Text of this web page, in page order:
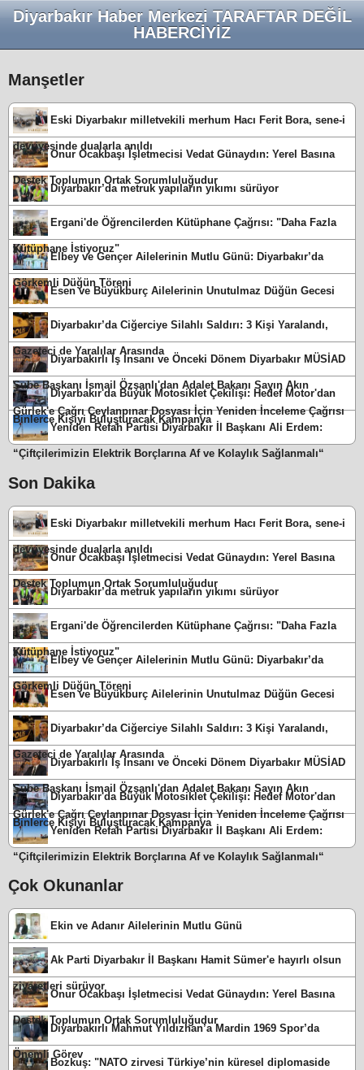
Diyarbakır Haber Merkezi TARAFTAR DEĞİL
HABERCİYİZ
Manşetler
Eski Diyarbakır milletvekili merhum Hacı Ferit Bora, sene-i
devriyesinde dualarla anıldı
Onur Ocakbaşı İşletmecisi Vedat Günaydın: Yerel Basına
Destek Toplumun Ortak Sorumluluğudur
Diyarbakır’da metruk yapıların yıkımı sürüyor
Ergani'de Öğrencilerden Kütüphane Çağrısı: "Daha Fazla
Kütüphane İstiyoruz"
Elbey ve Gençer Ailelerinin Mutlu Günü: Diyarbakır’da
Görkemli Düğün Töreni
Esen ve Büyükburç Ailelerinin Unutulmaz Düğün Gecesi
Diyarbakır’da Ciğerciye Silahlı Saldırı: 3 Kişi Yaralandı,
Gazeteci de Yaralılar Arasında
Diyarbakırlı İş İnsanı ve Önceki Dönem Diyarbakır MÜSİAD
Şube Başkanı İsmail Özşanlı'dan Adalet Bakanı Sayın Akın
Gürlek'e Çağrı Ceylanpınar Dosyası İçin Yeniden İnceleme Çağrısı
Diyarbakır'da Büyük Motosiklet Çekilişi: Hedef Motor'dan
Binlerce Kişiyi Buluşturacak Kampanya
Yeniden Refah Partisi Diyarbakır İl Başkanı Ali Erdem:
“Çiftçilerimizin Elektrik Borçlarına Af ve Kolaylık Sağlanmalı“
Son Dakika
Eski Diyarbakır milletvekili merhum Hacı Ferit Bora, sene-i
devriyesinde dualarla anıldı
Onur Ocakbaşı İşletmecisi Vedat Günaydın: Yerel Basına
Destek Toplumun Ortak Sorumluluğudur
Diyarbakır’da metruk yapıların yıkımı sürüyor
Ergani'de Öğrencilerden Kütüphane Çağrısı: "Daha Fazla
Kütüphane İstiyoruz"
Elbey ve Gençer Ailelerinin Mutlu Günü: Diyarbakır’da
Görkemli Düğün Töreni
Esen ve Büyükburç Ailelerinin Unutulmaz Düğün Gecesi
Diyarbakır’da Ciğerciye Silahlı Saldırı: 3 Kişi Yaralandı,
Gazeteci de Yaralılar Arasında
Diyarbakırlı İş İnsanı ve Önceki Dönem Diyarbakır MÜSİAD
Şube Başkanı İsmail Özşanlı'dan Adalet Bakanı Sayın Akın
Gürlek'e Çağrı Ceylanpınar Dosyası İçin Yeniden İnceleme Çağrısı
Diyarbakır'da Büyük Motosiklet Çekilişi: Hedef Motor'dan
Binlerce Kişiyi Buluşturacak Kampanya
Yeniden Refah Partisi Diyarbakır İl Başkanı Ali Erdem:
“Çiftçilerimizin Elektrik Borçlarına Af ve Kolaylık Sağlanmalı“
Çok Okunanlar
Ekin ve Adanır Ailelerinin Mutlu Günü
Ak Parti Diyarbakır İl Başkanı Hamit Sümer'e hayırlı olsun
ziyaretleri sürüyor
Onur Ocakbaşı İşletmecisi Vedat Günaydın: Yerel Basına
Destek Toplumun Ortak Sorumluluğudur
Diyarbakırlı Mahmut Yıldızhan’a Mardin 1969 Spor’da
Önemli Görev
Bozkuş: "NATO zirvesi Türkiye’nin küresel diplomaside